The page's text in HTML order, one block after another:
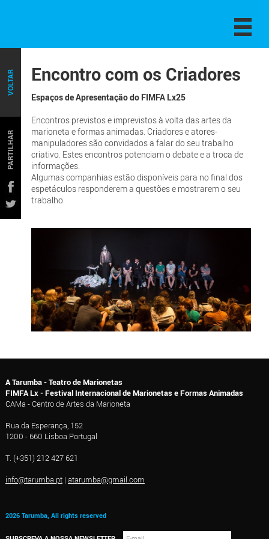
VOLTAR
PARTILHAR
Encontro com os Criadores
Espaços de Apresentação do FIMFA Lx25
Encontros previstos e imprevistos à volta das artes da
marioneta e formas animadas. Criadores e atores-
manipuladores são convidados a falar do seu trabalho
criativo. Estes encontros potenciam o debate e a troca de
informações.
Algumas companhias estão disponíveis para no final dos
espetáculos responderem a questões e mostrarem o seu
trabalho.
A Tarumba - Teatro de Marionetas
FIMFA Lx - Festival Internacional de Marionetas e Formas Animadas
CAMa - Centro de Artes da Marioneta
Rua da Esperança, 152
1200 - 660 Lisboa Portugal
T. (+351) 212 427 621
info@tarumba.pt| atarumba@gmail.com
2026 Tarumba, All rights reserved